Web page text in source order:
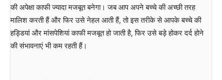
की अपेक्षा काफी ज्यादा मजबूत बनेगा। जब आप अपने बच्चे की अच्छी तरह
मालिश करती हैं और फिर उसे नेहल आती हैं, तो इस तरीके से आपके बच्चे की
हड्डियां और मांसपेशियां काफी मजबूत हो जाती है, फिर उसे बड़े होकर दर्द होने
की संभावनाएं भी कम रहती हैं।